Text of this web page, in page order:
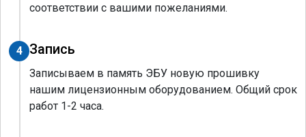
соответствии с вашими пожеланиями.
4 Запись
Записываем в память ЭБУ новую прошивку
нашим лицензионным оборудованием. Общий срок
работ 1-2 часа.